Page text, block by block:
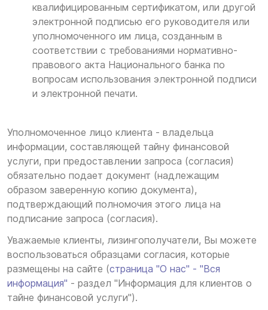
квалифицированным сертификатом, или другой
электронной подписью его руководителя или
уполномоченного им лица, созданным в
соответствии с требованиями нормативно-
правового акта Национального банка по
вопросам использования электронной подписи
и электронной печати.
Уполномоченное лицо клиента - владельца
информации, составляющей тайну финансовой
услуги, при предоставлении запроса (согласия)
обязательно подает документ (надлежащим
образом заверенную копию документа),
подтверждающий полномочия этого лица на
подписание запроса (согласия).
Уважаемые клиенты, лизингополучатели, Вы можете
воспользоваться образцами согласия, которые
размещены на сайте (страница "О нас" - "Вся
информация" - раздел "Информация для клиентов о
тайне финансовой услуги").